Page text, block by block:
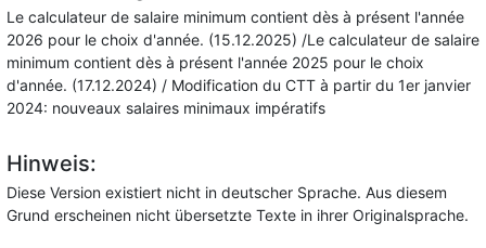
Le calculateur de salaire minimum contient dès à présent l'année
2026 pour le choix d'année. (15.12.2025) /Le calculateur de salaire
minimum contient dès à présent l'année 2025 pour le choix
d'année. (17.12.2024) / Modification du CTT à partir du 1er janvier
2024: nouveaux salaires minimaux impératifs
Hinweis:
Diese Version existiert nicht in deutscher Sprache. Aus diesem
Grund erscheinen nicht übersetzte Texte in ihrer Originalsprache.